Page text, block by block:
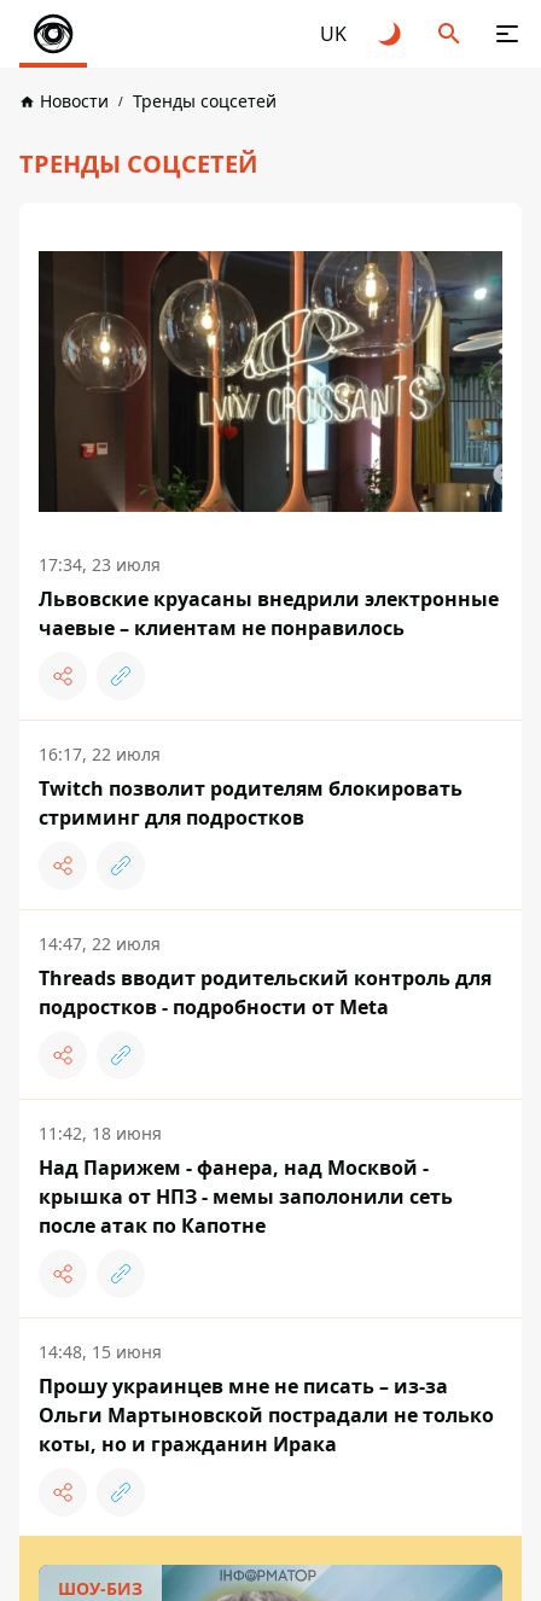
UK
Новости Тренды соцсетей
ТРЕНДЫ СОЦСЕТЕЙ
17:34, 23 июля
Львовские круасаны внедрили электронные
чаевые – клиентам не понравилось
16:17, 22 июля
Twitch позволит родителям блокировать
стриминг для подростков
14:47, 22 июля
Threads вводит родительский контроль для
подростков - подробности от Meta
11:42, 18 июня
Над Парижем - фанера, над Москвой -
крышка от НПЗ - мемы заполонили сеть
после атак по Капотне
14:48, 15 июня
Прошу украинцев мне не писать – из-за
Ольги Мартыновской пострадали не только
коты, но и гражданин Ирака
ШОУ-БИЗ